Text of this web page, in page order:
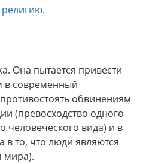
религию.
Она пытается привести
в современный
обвинениям
(превосходство одного
человеческого вида) и в
в то, что люди являются
мира).